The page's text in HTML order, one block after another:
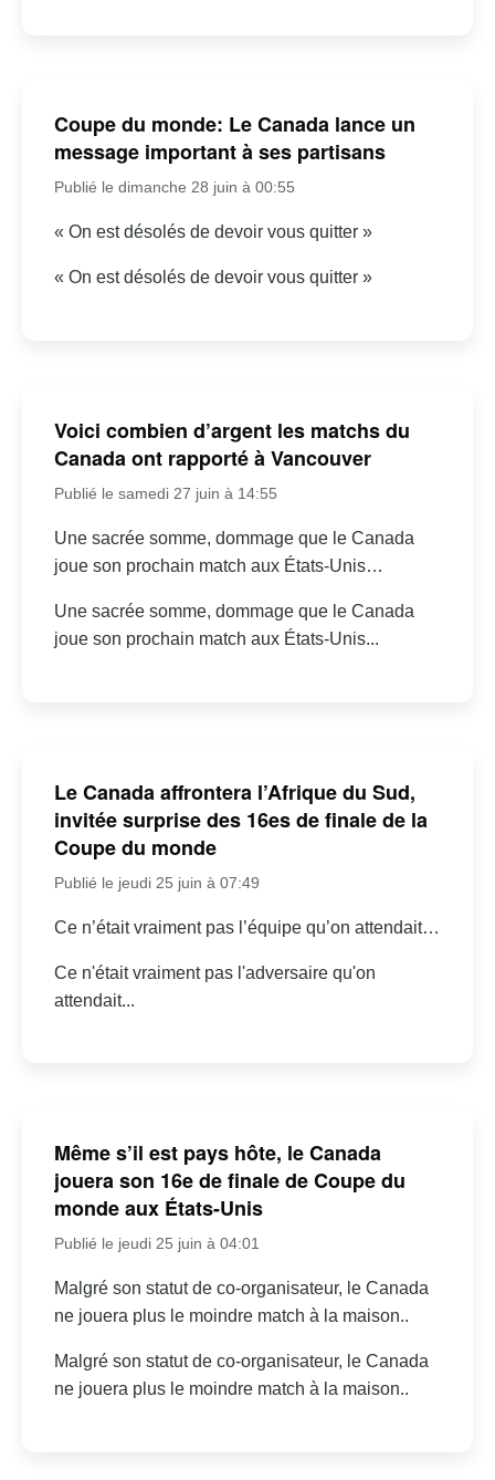
Coupe du monde: Le Canada lance un
message important à ses partisans
Publié le dimanche 28 juin à 00:55
« On est désolés de devoir vous quitter »
« On est désolés de devoir vous quitter »
Voici combien d’argent les matchs du
Canada ont rapporté à Vancouver
Publié le samedi 27 juin à 14:55
Une sacrée somme, dommage que le Canada
joue son prochain match aux États-Unis…
Une sacrée somme, dommage que le Canada
joue son prochain match aux États-Unis...
Le Canada affrontera l’Afrique du Sud,
invitée surprise des 16es de finale de la
Coupe du monde
Publié le jeudi 25 juin à 07:49
Ce n’était vraiment pas l’équipe qu’on attendait…
Ce n'était vraiment pas l'adversaire qu'on
attendait...
Même s’il est pays hôte, le Canada
jouera son 16e de finale de Coupe du
monde aux États-Unis
Publié le jeudi 25 juin à 04:01
Malgré son statut de co-organisateur, le Canada
ne jouera plus le moindre match à la maison..
Malgré son statut de co-organisateur, le Canada
ne jouera plus le moindre match à la maison..